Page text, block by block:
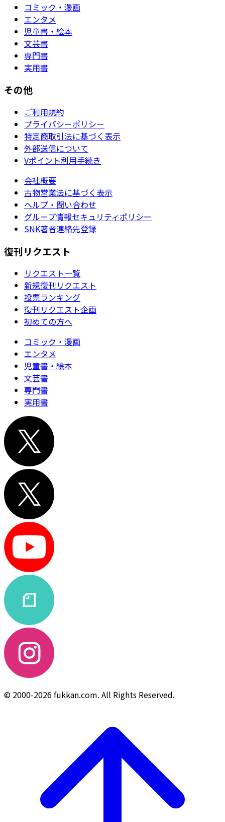
コミック・漫画
エンタメ
児童書・絵本
文芸書
専門書
実用書
その他
ご利用規約
プライバシーポリシー
特定商取引法に基づく表示
外部送信について
Vポイント利用手続き
会社概要
古物営業法に基づく表示
ヘルプ・問い合わせ
グループ情報セキュリティポリシー
SNK著者連絡先登録
復刊リクエスト
リクエスト一覧
新規復刊リクエスト
投票ランキング
復刊リクエスト企画
初めての方へ
コミック・漫画
エンタメ
児童書・絵本
文芸書
専門書
実用書
© 2000-2026 fukkan.com. All Rights Reserved.